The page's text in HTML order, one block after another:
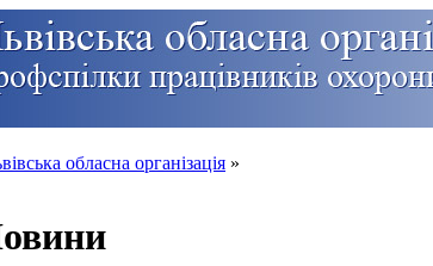
обласна організація »